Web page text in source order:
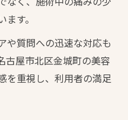
す。
や質問への迅速な対応も
古屋市北区金城町の美容
を重視し、利用者の満足